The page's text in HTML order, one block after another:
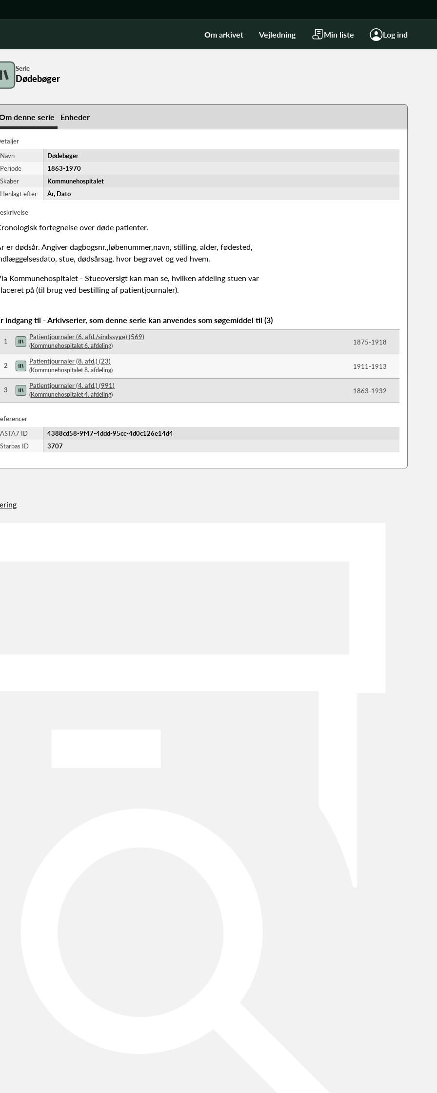
Om arkivet Vejledning Min liste Log ind
Serie
Dødebøger
denne serie Enheder
Navn
Dødebøger
Periode
1863-​1970
Skaber
Kommunehospitalet
Henlagt efter
År, Dato
fortegnelse over døde patienter.
er dødsår. Angiver dagbogsnr.,løbenummer,navn, stilling, alder, fødested,
stue, dødsårsag, hvor begravet og ved hvem.
Kommunehospitalet - Stueoversigt kan man se, hvilken afdeling stuen var
på (til brug ved bestilling af patientjournaler).
indgang til - Arkivserier, som denne serie kan anvendes som søgemiddel til (3)
1
Patientjournaler (6. afd./sindssyge) (569)
(Kommunehospitalet 6. afdeling) 1875-​1918
2
Patientjournaler (8. afd.) (23)
(Kommunehospitalet 8. afdeling) 1911-​1913
3
Patientjournaler (4. afd.) (991)
(Kommunehospitalet 4. afdeling) 1863-​1932
ASTA7 ID
4388cd58-9f47-4ddd-95cc-4d0c126e14d4
Starbas ID
3707